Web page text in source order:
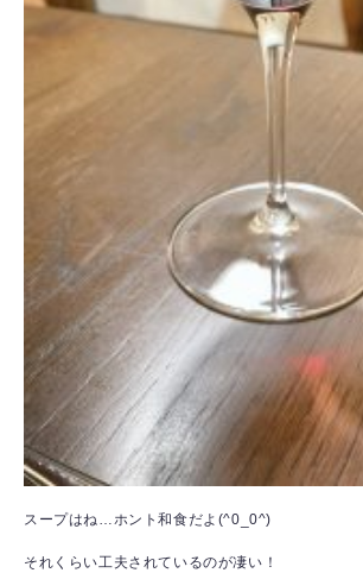
スープはね…ホント和食だよ(^0_0^)
それくらい工夫されているのが凄い！